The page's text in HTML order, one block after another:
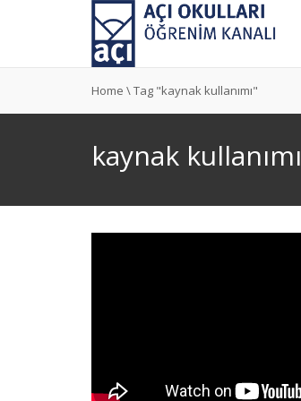
Home \Tag "kaynak kullanımı"
kaynak kullanımı